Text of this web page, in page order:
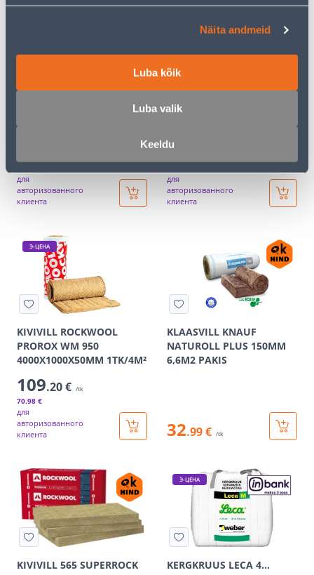
Näita andmeid
Luba kõik
Luba valik
Keeldu
1TK/8,4M²
для
авторизованного
клиента
FOOLIUMIGA
133
для
авторизованного
клиента
Э-ЦЕНА
KIVIVILL ROCKWOOL
PROROX WM 950
4000X1000X50MM 1TK/4M²
109.20 € /tk
70.98 €
для
авторизованного
клиента
KLAASVILL KNAUF
NATUROLL PLUS 150MM
6,6M2 PAKIS
32.99 € /tk
KIVIVILL 565 SUPERROCK
Э-ЦЕНА
KERGKRUUS LECA 4…